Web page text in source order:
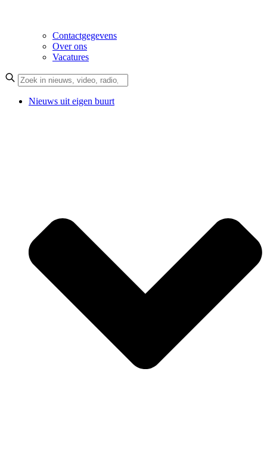
Contactgegevens
Over ons
Vacatures
Nieuws uit eigen buurt